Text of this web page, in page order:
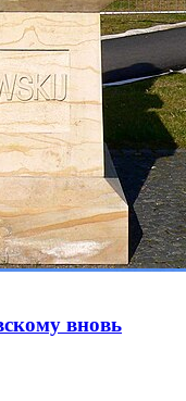
вновь